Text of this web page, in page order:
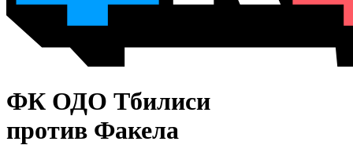
ФК ОДО Тбилиси
против Факела